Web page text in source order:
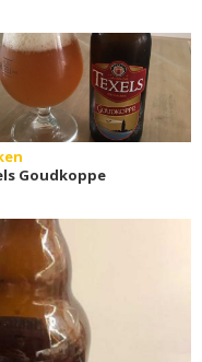
Goudkoppe